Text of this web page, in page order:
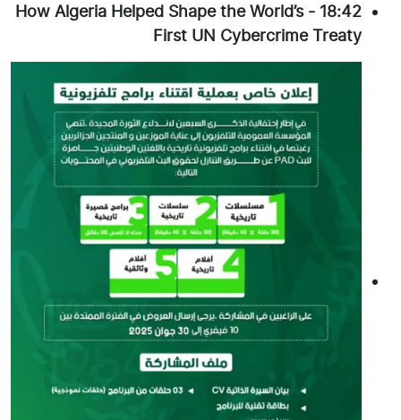
18:42
-
How Algeria Helped Shape the World’s
First UN Cybercrime Treaty